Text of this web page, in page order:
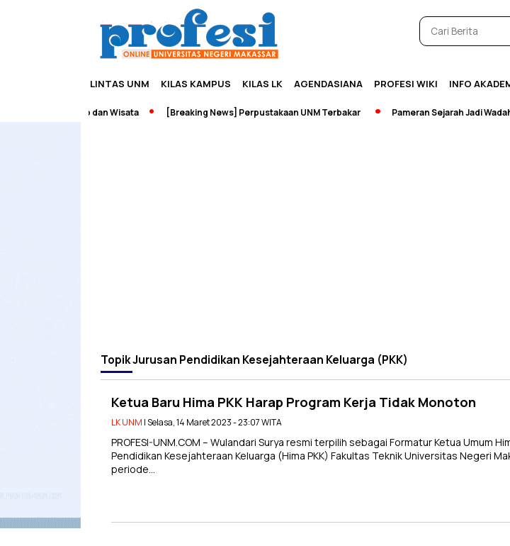
LINTAS UNM KILAS KAMPUS KILAS LK AGENDASIANA PROFESI WIKI INFO
Edupreneurship dan Wisata [Breaking News] Perpustakaan UNM Terbakar Pameran Sejarah Jadi Wadah
TopikJurusan Pendidikan Kesejahteraan Keluarga (PKK)
Ketua Baru Hima PKK Harap Program Kerja Tidak Monoton
LK UNM | Selasa, 14 Maret 2023 - 23:07 WITA
PROFESI-UNM.COM – Wulandari Surya resmi terpilih sebagai Formatur Ketua Umum
Pendidikan Kesejahteraan Keluarga (Hima PKK) Fakultas Teknik Universitas Negeri
periode…